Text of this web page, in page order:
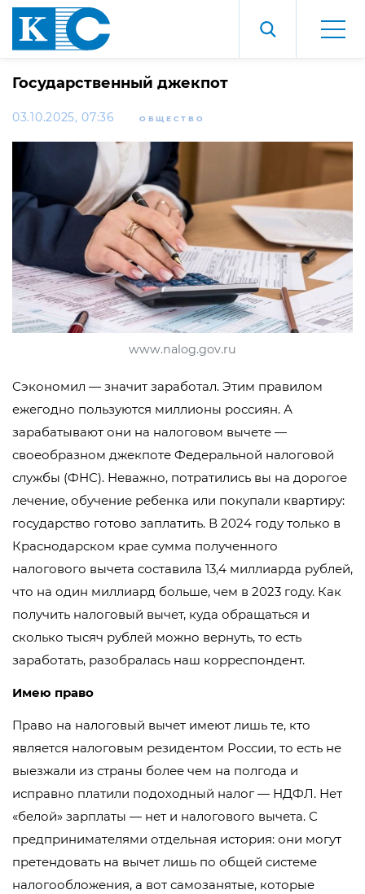
Государственный джекпот
03.10.2025, 07:36 ОБЩЕСТВО
www.nalog.gov.ru
Сэкономил — значит заработал. Этим правилом
ежегодно пользуются миллионы россиян. А
зарабатывают они на налоговом вычете —
своеобразном джекпоте Федеральной налоговой
службы (ФНС). Неважно, потратились вы на дорогое
лечение, обучение ребенка или покупали квартиру:
государство готово заплатить. В 2024 году только в
Краснодарском крае сумма полученного
налогового вычета составила 13,4 миллиарда рублей,
что на один миллиард больше, чем в 2023 году. Как
получить налоговый вычет, куда обращаться и
сколько тысяч рублей можно вернуть, то есть
заработать, разобралась наш корреспондент.
Имею право
Право на налоговый вычет имеют лишь те, кто
является налоговым резидентом России, то есть не
выезжали из страны более чем на полгода и
исправно платили подоходный налог — НДФЛ. Нет
«белой» зарплаты — нет и налогового вычета. С
предпринимателями отдельная история: они могут
претендовать на вычет лишь по общей системе
налогообложения, а вот самозанятые, которые